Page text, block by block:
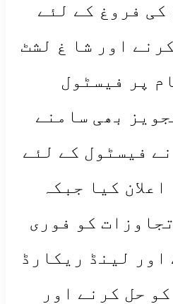
کی فروغ کے لئے
اور شا غ لشٹ
پر فیسٹول
بھی سامنے
فیسٹول کے لئے
کیا جبکہ
کو فوری
لینڈ ریکارڈ
حل کرنے اور